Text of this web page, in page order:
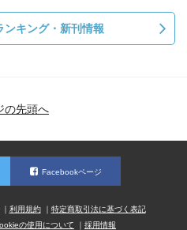
ンキング・新刊情報
の先頭へ
Facebookページ
利用規約
特定商取引法に基づく表記
の使用について 採用情報